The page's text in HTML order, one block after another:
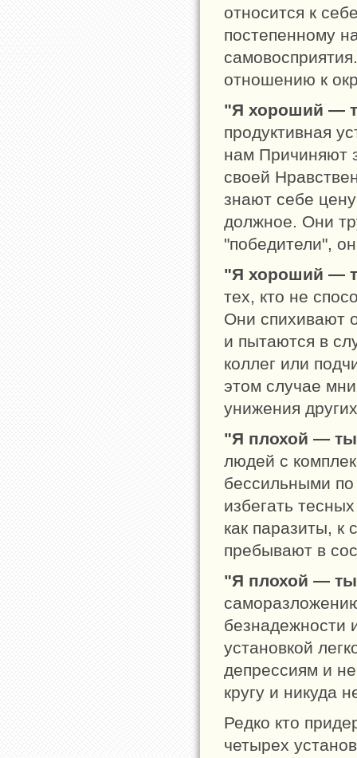
относится к
постепенному
отношению к
"Я хороший —
продуктивная
нам Причиняют
своей
знают себе
должное. Они
"победители",
"Я хороший —
тех, кто не
Они спихивают
и пытаются в
коллег или
этом случае
унижения
"Я плохой —
людей с
бессильными
избегать
как паразиты, к
пребывают в
"Я плохой —
безнадежности
установкой
депрессиям и
кругу и никуда
Редко кто
четырех